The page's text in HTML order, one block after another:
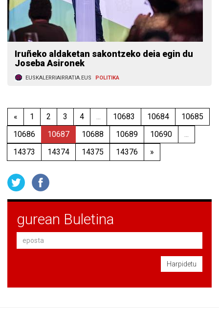
Iruñeko aldaketan sakontzeko deia egin du
Joseba Asironek
EUSKALERRIAIRRATIA.EUS POLITIKA
« 1 2 3 4 ... 10683 10684
10685
10686
10687 10688 10689 10690
...
14373
14374 14375 14376 »
gurean Buletina
Harpidetu